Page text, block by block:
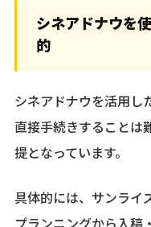
シネアドナウを
的
シネアドナウを活用し
直接手続きすることは
提となっています。
具体的には、サンライ
プランニングから入稿